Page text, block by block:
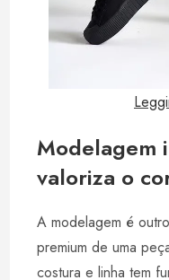
Modelagem
valoriza o
A modelagem é
premium de uma
costura e linha tem